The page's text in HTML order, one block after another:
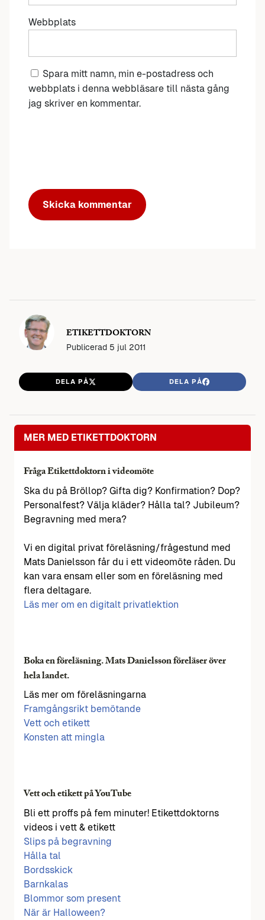
Webbplats
Spara mitt namn, min e-postadress och
webbplats i denna webbläsare till nästa gång
jag skriver en kommentar.
ETIKETTDOKTORN
Publicerad 5 jul 2011
DELA PÅ DELA PÅ
MER MED ETIKETTDOKTORN
Fråga Etikettdoktorn i videomöte
Ska du på Bröllop? Gifta dig? Konfirmation? Dop?
Personalfest? Välja kläder? Hålla tal? Jubileum?
Begravning med mera?
Vi en digital privat föreläsning/frågestund med
Mats Danielsson får du i ett videomöte råden. Du
kan vara ensam eller som en föreläsning med
flera deltagare.
Läs mer om en digitalt privatlektion
Boka en föreläsning. Mats Danielsson föreläser över
hela landet.
Läs mer om föreläsningarna
Framgångsrikt bemötande
Vett och etikett
Konsten att mingla
Vett och etikett på YouTube
Bli ett proffs på fem minuter! Etikettdoktorns
videos i vett & etikett
Slips på begravning
Hålla tal
Bordsskick
Barnkalas
Blommor som present
När är Halloween?